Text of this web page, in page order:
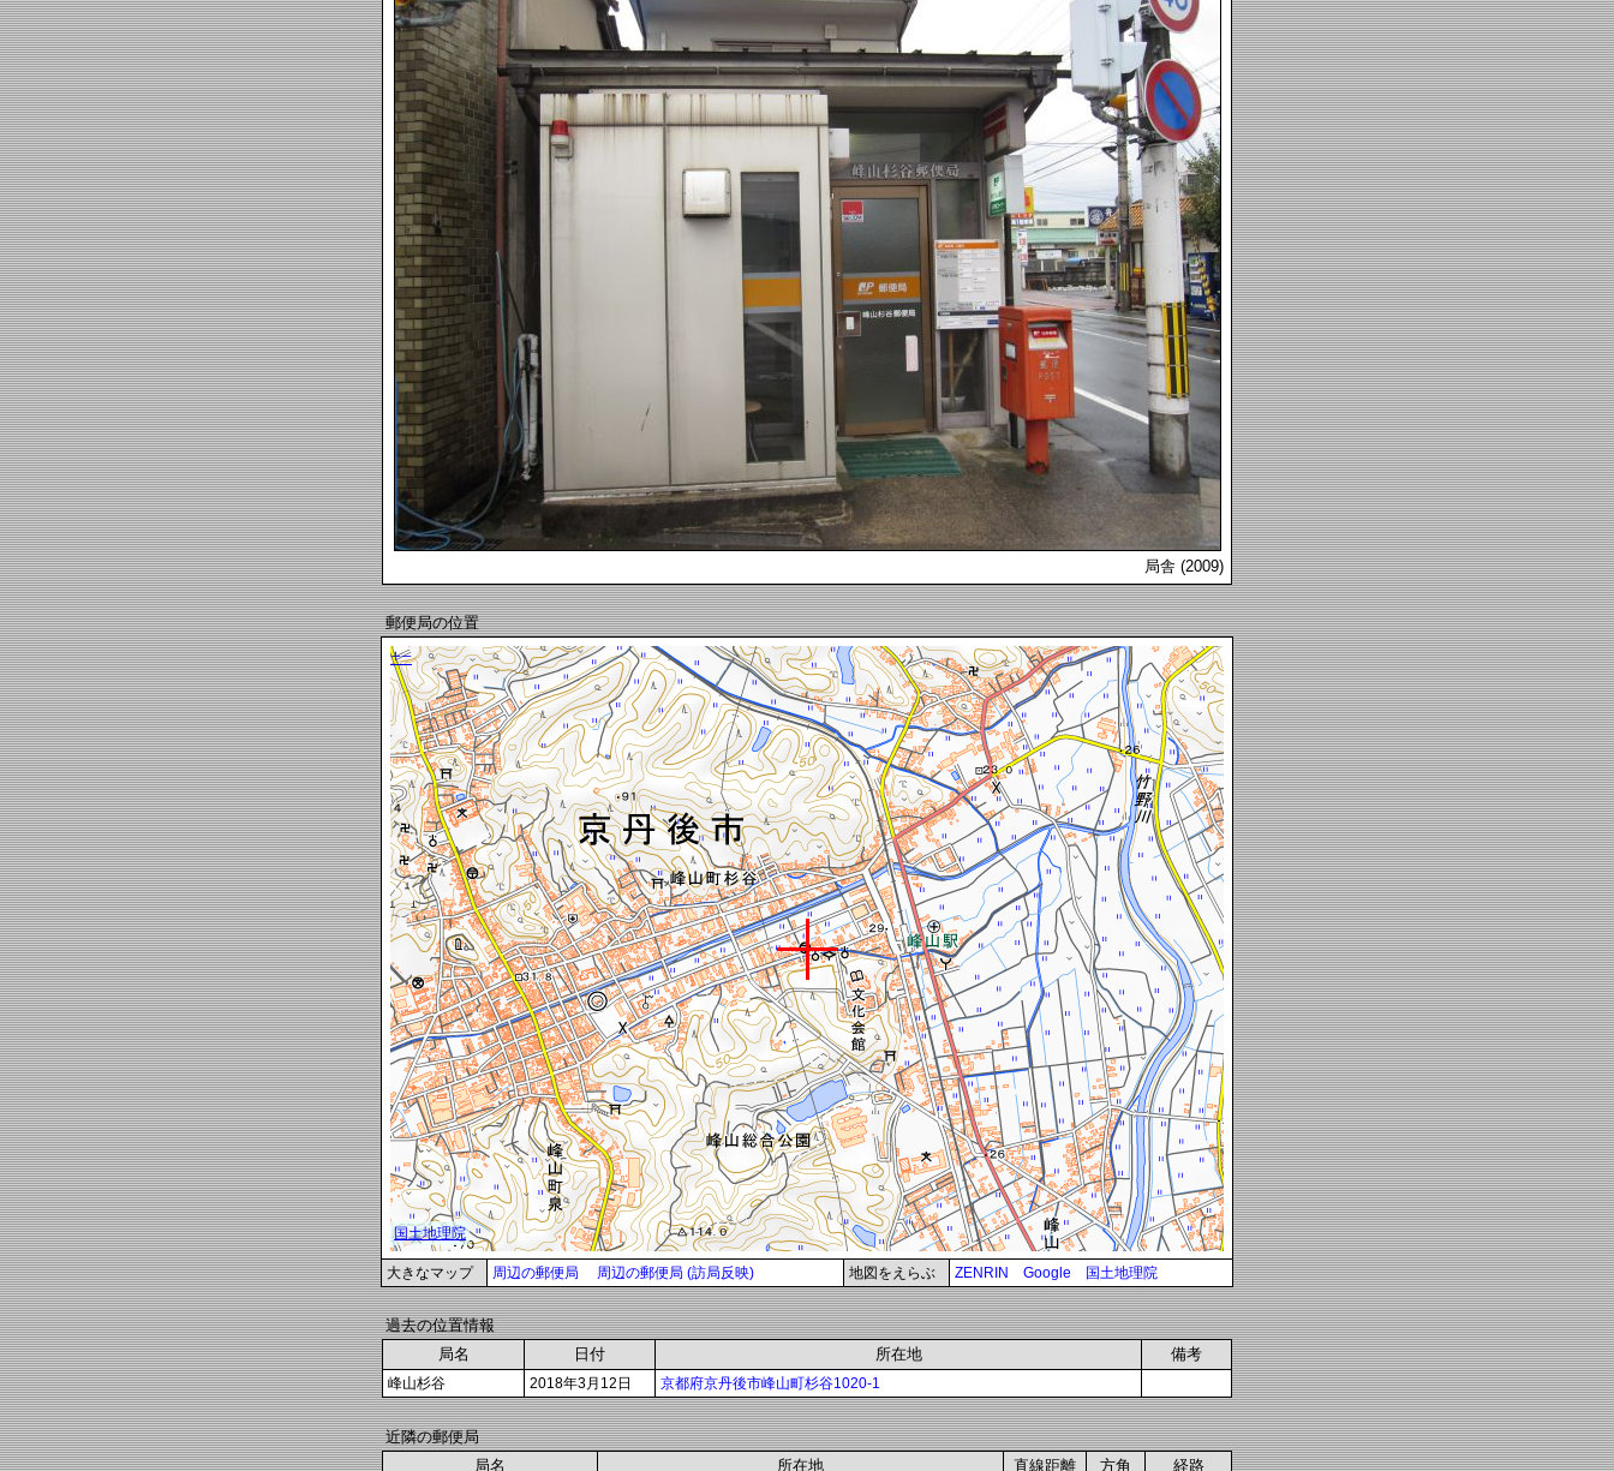
局舎 (2009)
郵便局の位置
大きなマップ 周辺の郵便局 周辺の郵便局 (訪局反映) 地図をえらぶ ZENRIN Google 国土地理院
過去の位置情報
局名
日付 所在地 備考
峰山杉谷 2018年3月12日 京都府京丹後市峰山町杉谷1020-1
近隣の郵便局
局名
所在地 直線距離 方角 経路